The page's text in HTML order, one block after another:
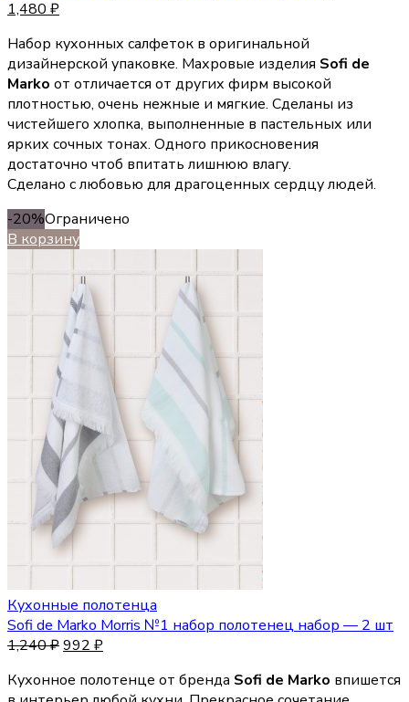
1,480 ₽
Набор кухонных салфеток в оригинальной
дизайнерской упаковке. Махровые изделия Sofi de
Marko от отличается от других фирм высокой
плотностью, очень нежные и мягкие. Сделаны из
чистейшего хлопка, выполненные в пастельных или
ярких сочных тонах. Одного прикосновения
достаточно чтоб впитать лишнюю влагу.
Сделано с любовью для драгоценных сердцу людей.
-20%Ограничено
В корзину
Кухонные полотенца
Sofi de Marko Morris №1 набор полотенец набор — 2 шт
1,240₽992 ₽
Кухонное полотенце от бренда Sofi de Marko впишется